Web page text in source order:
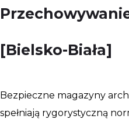
[Bielsko-Biała]
Bezpieczne magazyny
spełniają rygorystyczną